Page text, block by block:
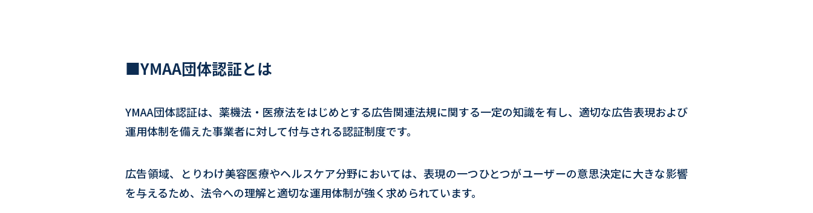
■YMAA団体認証とは
YMAA団体認証は、薬機法・医療法をはじめとする広告関連法規に関する一定の知識を有し、適切な広告表現および
運用体制を備えた事業者に対して付与される認証制度です。
広告領域、とりわけ美容医療やヘルスケア分野においては、表現の一つひとつがユーザーの意思決定に大きな影響
を与えるため、法令への理解と適切な運用体制が強く求められています。